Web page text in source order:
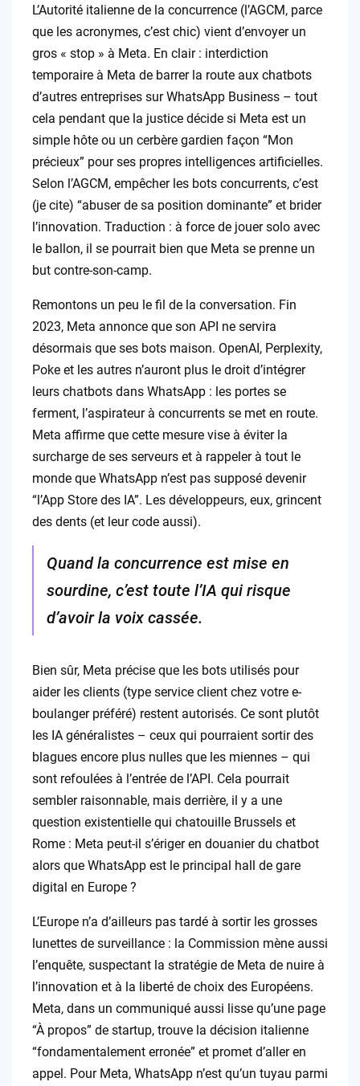
L’Autorité italienne de la concurrence (l’AGCM, parce
que les acronymes, c’est chic) vient d’envoyer un
gros « stop » à Meta. En clair : interdiction
temporaire à Meta de barrer la route aux chatbots
d’autres entreprises sur WhatsApp Business – tout
cela pendant que la justice décide si Meta est un
simple hôte ou un cerbère gardien façon “Mon
précieux” pour ses propres intelligences artificielles.
Selon l’AGCM, empêcher les bots concurrents, c’est
(je cite) “abuser de sa position dominante” et brider
l’innovation. Traduction : à force de jouer solo avec
le ballon, il se pourrait bien que Meta se prenne un
but contre-son-camp.
Remontons un peu le fil de la conversation. Fin
2023, Meta annonce que son API ne servira
désormais que ses bots maison. OpenAI, Perplexity,
Poke et les autres n’auront plus le droit d’intégrer
leurs chatbots dans WhatsApp : les portes se
ferment, l’aspirateur à concurrents se met en route.
Meta affirme que cette mesure vise à éviter la
surcharge de ses serveurs et à rappeler à tout le
monde que WhatsApp n’est pas supposé devenir
“l’App Store des IA”. Les développeurs, eux, grincent
des dents (et leur code aussi).
Quand la concurrence est mise en
sourdine, c’est toute l’IA qui risque
d’avoir la voix cassée.
Bien sûr, Meta précise que les bots utilisés pour
aider les clients (type service client chez votre e-
boulanger préféré) restent autorisés. Ce sont plutôt
les IA généralistes – ceux qui pourraient sortir des
blagues encore plus nulles que les miennes – qui
sont refoulées à l’entrée de l’API. Cela pourrait
sembler raisonnable, mais derrière, il y a une
question existentielle qui chatouille Brussels et
Rome : Meta peut-il s’ériger en douanier du chatbot
alors que WhatsApp est le principal hall de gare
digital en Europe ?
L’Europe n’a d’ailleurs pas tardé à sortir les grosses
lunettes de surveillance : la Commission mène aussi
l’enquête, suspectant la stratégie de Meta de nuire à
l’innovation et à la liberté de choix des Européens.
Meta, dans un communiqué aussi lisse qu’une page
“À propos” de startup, trouve la décision italienne
“fondamentalement erronée” et promet d’aller en
appel. Pour Meta, WhatsApp n’est qu’un tuyau parmi